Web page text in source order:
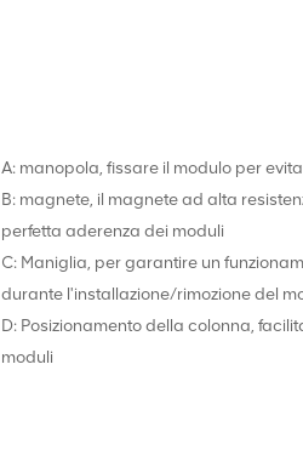
A: manopola, fissare il modulo per
B: magnete, il magnete ad alta
perfetta aderenza dei moduli
C: Maniglia, per garantire un
durante l'installazione/rimozione del
D: Posizionamento della colonna,
moduli